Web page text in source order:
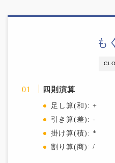
も
四則演算
足し算(和): +
引き算(差): -
掛け算(積): *
割り算(商): /